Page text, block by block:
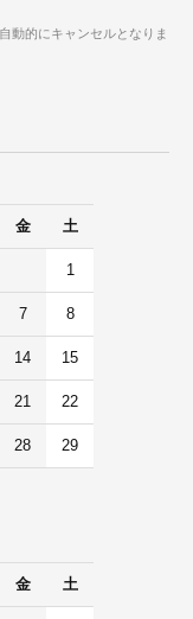
動的にキャンセルとなりま
金 土
1
7 8
14 15
21 22
28 29
金 土